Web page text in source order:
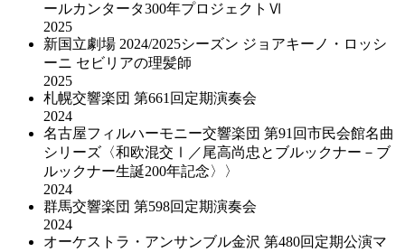
ールカンタータ300年プロジェクトⅥ
2025
新国立劇場 2024/2025シーズン ジョアキーノ・ロッシ
ーニ セビリアの理髪師
2025
札幌交響楽団 第661回定期演奏会
2024
名古屋フィルハーモニー交響楽団 第91回市民会館名曲
シリーズ〈和欧混交Ⅰ／尾高尚忠とブルックナー－ブ
ルックナー生誕200年記念〉〉
2024
群馬交響楽団 第598回定期演奏会
2024
オーケストラ・アンサンブル金沢 第480回定期公演マ